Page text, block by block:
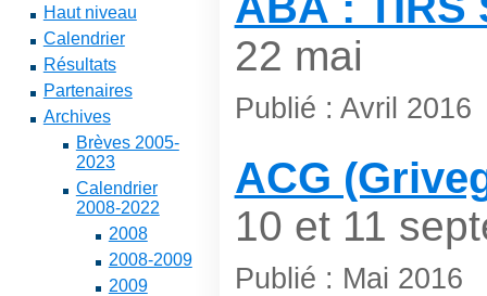
Haut niveau
Calendrier
Résultats
Partenaires
Archives
Brèves 2005-
2023
Calendrier
2008-2022
2008
2008-2009
2009
22 mai
Publié : Avril 2016
ACG
10 et 11
Publié : Mai 2016